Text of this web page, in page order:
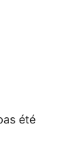
été